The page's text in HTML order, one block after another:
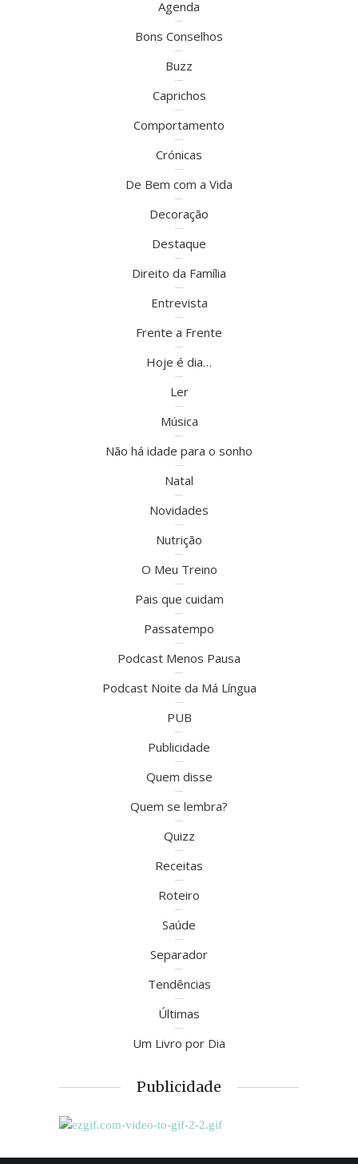
Agenda
Bons Conselhos
Buzz
Caprichos
Comportamento
Crónicas
De Bem com a Vida
Decoração
Destaque
Direito da Família
Entrevista
Frente a Frente
Hoje é dia…
Ler
Música
Não há idade para o sonho
Natal
Novidades
Nutrição
O Meu Treino
Pais que cuidam
Passatempo
Podcast Menos Pausa
Podcast Noite da Má Língua
PUB
Publicidade
Quem disse
Quem se lembra?
Quizz
Receitas
Roteiro
Saúde
Separador
Tendências
Últimas
Um Livro por Dia
Publicidade